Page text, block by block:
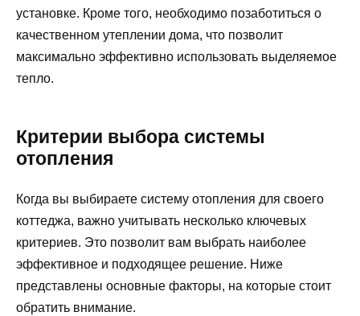
установке. Кроме того, необходимо позаботиться о
качественном утеплении дома, что позволит
максимально эффективно использовать выделяемое
тепло.
Критерии выбора системы
отопления
Когда вы выбираете систему отопления для своего
коттеджа, важно учитывать несколько ключевых
критериев. Это позволит вам выбрать наиболее
эффективное и подходящее решение. Ниже
представлены основные факторы, на которые стоит
обратить внимание.